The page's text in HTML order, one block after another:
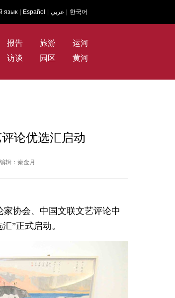
язык Español عربي 한국어
报告 旅游
运河
访谈 园区 黄河
论优选汇启动
辑：秦金月
家协会、中国文联文艺评论中
”正式启动。